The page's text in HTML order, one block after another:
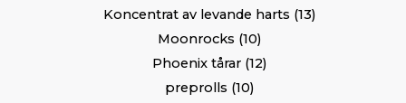
Koncentrat av levande harts 13
Moonrocks 10
Phoenix tårar 12
preprolls 10